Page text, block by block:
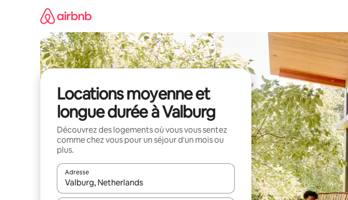
Locations moyenne et
longue durée à Valburg
Découvrez des logements où vous vous sentez
comme chez vous pour un séjour d'un mois ou
plus.
Adresse
Lorsque les résultats s'affichent, utilisez les flèches vers le haut et vers le bas pour les